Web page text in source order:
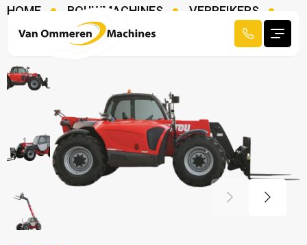
HOME BOUWMACHINES
VERREIKERS
MANITOU MT 732 EASY